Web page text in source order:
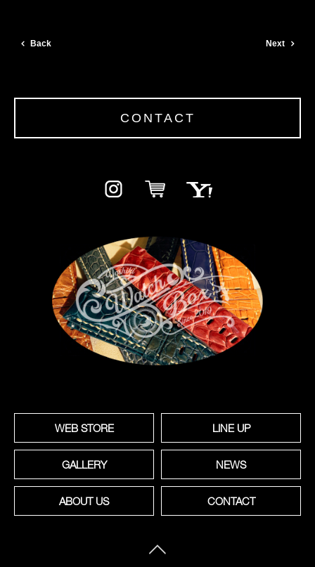
Back Next
CONTACT
WEB STORE LINE UP
GALLERY NEWS
ABOUT US CONTACT